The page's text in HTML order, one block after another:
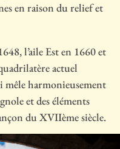
en raison du relief et
l’aile Est en 1660 et
actuel
harmonieusement
et des éléments
du XVIIème siècle.